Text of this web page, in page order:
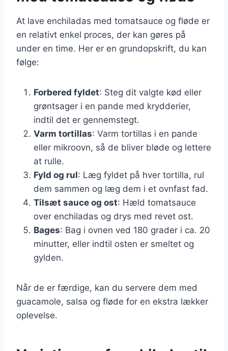
At lave enchiladas med tomatsauce og fløde er
en relativt enkel proces, der kan gøres på
under en time. Her er en grundopskrift, du kan
følge:
Forbered fyldet: Steg dit valgte kød eller
grøntsager i en pande med krydderier,
indtil det er gennemstegt.
Varm tortillas: Varm tortillas i en pande
eller mikroovn, så de bliver bløde og lettere
at rulle.
Fyld og rul: Læg fyldet på hver tortilla, rul
dem sammen og læg dem i et ovnfast fad.
Tilsæt sauce og ost: Hæld tomatsauce
over enchiladas og drys med revet ost.
Bages: Bag i ovnen ved 180 grader i ca. 20
minutter, eller indtil osten er smeltet og
gylden.
Når de er færdige, kan du servere dem med
guacamole, salsa og fløde for en ekstra lækker
oplevelse.